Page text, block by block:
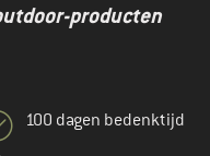
producten
100 dagen bedenktijd